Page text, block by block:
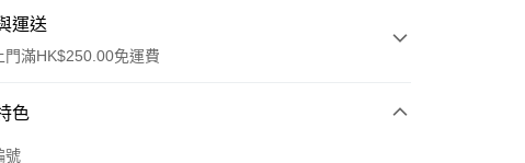
運送
門滿HK$250.00免運費
式
色
號